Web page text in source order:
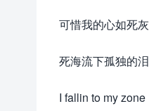
可惜我的心如死灰
死海流下孤独的泪
I fallin to my zone